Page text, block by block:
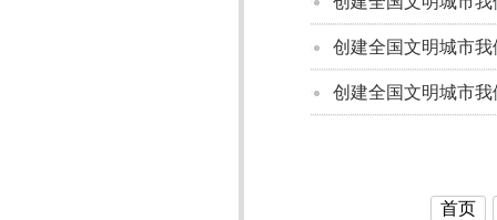
创建全国文明城市
创建全国文明城市
首页